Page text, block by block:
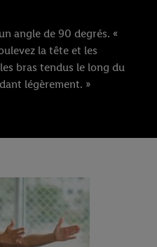
angle de 90 degrés. «
la tête et les
bras tendus le long du
légèrement. »